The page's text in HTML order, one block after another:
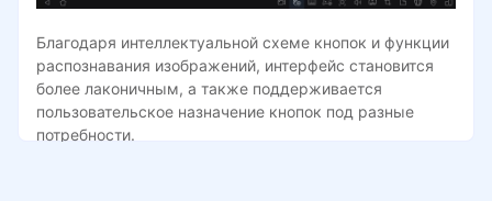
Благодаря интеллектуальной схеме кнопок и функции
распознавания изображений, интерфейс становится
более лаконичным, а также поддерживается
пользовательское назначение кнопок под разные
потребности.